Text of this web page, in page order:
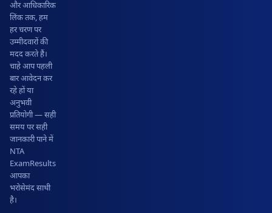
और आधिकारिक
लिंक तक, हम
हर चरण पर
उम्मीदवारों की
मदद करते हैं।
चाहे आप पहली
बार आवेदन कर
रहे हों या
अनुभवी
प्रतियोगी — सही
समय पर सही
जानकारी पाने में
NTA
ExamResults
आपका
भरोसेमंद साथी
है।